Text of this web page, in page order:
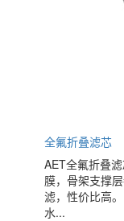
全氟折叠滤芯
AET全氟折叠
膜，骨架支撑
滤，性价比高
水...